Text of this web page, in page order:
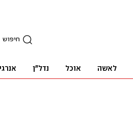
חיפוש
לאשה אוכל נדל"ן